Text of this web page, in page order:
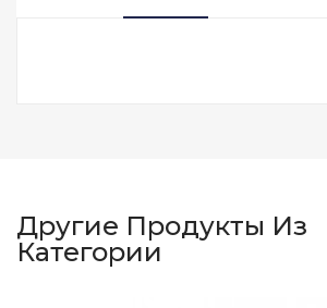
Другие Продукты Из
Категории